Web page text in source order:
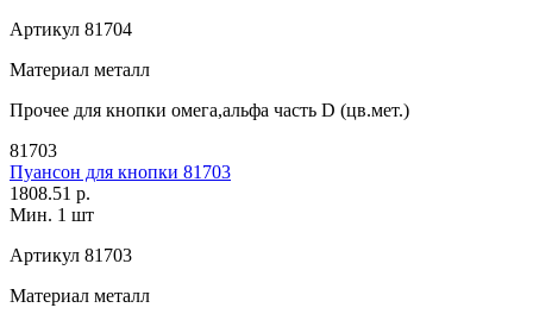
Артикул 81704
Материал металл
Прочее для кнопки омега,альфа часть D (цв.мет.)
81703
Пуансон для кнопки 81703
1808.51 р.
Мин. 1 шт
Артикул 81703
Материал металл